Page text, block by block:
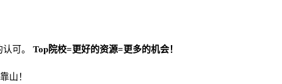
可。 Top院校=更好的资源=更多的机会！
山！